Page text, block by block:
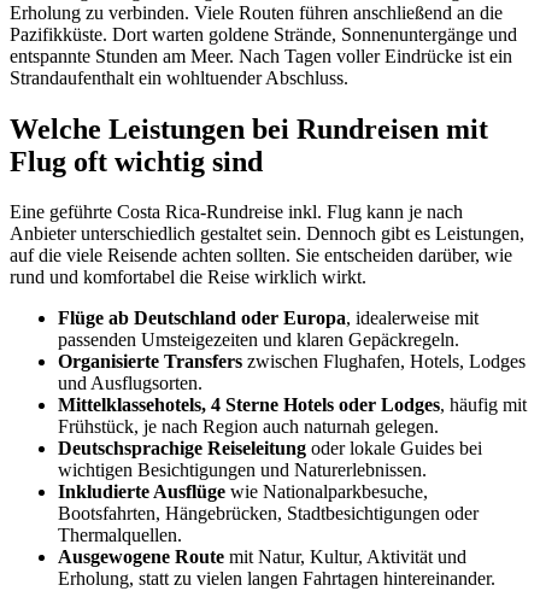
Erholung zu verbinden. Viele Routen führen anschließend an die
Pazifikküste. Dort warten goldene Strände, Sonnenuntergänge und
entspannte Stunden am Meer. Nach Tagen voller Eindrücke ist ein
Strandaufenthalt ein wohltuender Abschluss.
Welche Leistungen bei Rundreisen mit
Flug oft wichtig sind
Eine geführte Costa Rica-Rundreise inkl. Flug kann je nach
Anbieter unterschiedlich gestaltet sein. Dennoch gibt es Leistungen,
auf die viele Reisende achten sollten. Sie entscheiden darüber, wie
rund und komfortabel die Reise wirklich wirkt.
Flüge ab Deutschland oder Europa, idealerweise mit
passenden Umsteigezeiten und klaren Gepäckregeln.
Organisierte Transfers zwischen Flughafen, Hotels, Lodges
und Ausflugsorten.
Mittelklassehotels, 4 Sterne Hotels oder Lodges, häufig mit
Frühstück, je nach Region auch naturnah gelegen.
Deutschsprachige Reiseleitung oder lokale Guides bei
wichtigen Besichtigungen und Naturerlebnissen.
Inkludierte Ausflüge wie Nationalparkbesuche,
Bootsfahrten, Hängebrücken, Stadtbesichtigungen oder
Thermalquellen.
Ausgewogene Route mit Natur, Kultur, Aktivität und
Erholung, statt zu vielen langen Fahrtagen hintereinander.